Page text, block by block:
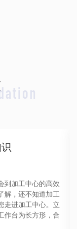
加工中心的高效
解，还不知道加工
走进加工中心。立
作台为长方形，合